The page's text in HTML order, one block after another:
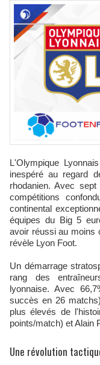
L'Olympique Lyonnais réalise un début de saison totalement
inespéré au regard
rhodanien. Avec
compétitions
continental
équipes du Big 5
avoir réussi au moins
révèle Lyon Foot.
Un démarrage
rang des
lyonnaise. Avec
succès en 26
plus élevés de
points/match) et Alain
Une révolution